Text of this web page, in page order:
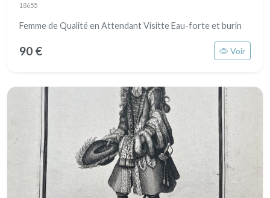
18655
Femme de Qualité en Attendant Visitte Eau-forte et burin
90 € Voir